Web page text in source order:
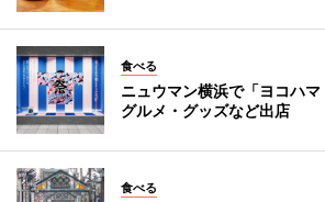
食べる
ニュウマン横浜で「ヨコハ
グルメ・グッズなど出店
食べる